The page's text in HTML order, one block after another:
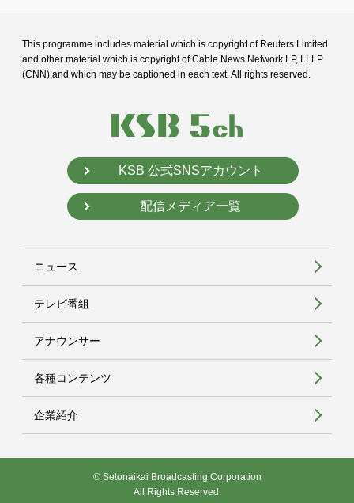
This programme includes material which is copyright of Reuters Limited
and other material which is copyright of Cable News Network LP, LLLP
(CNN) and which may be captioned in each text. All rights reserved.
KSB 公式SNSアカウント
配信メディア一覧
ニュース
テレビ番組
アナウンサー
各種コンテンツ
企業紹介
© Setonaikai Broadcasting Corporation
All Rights Reserved.